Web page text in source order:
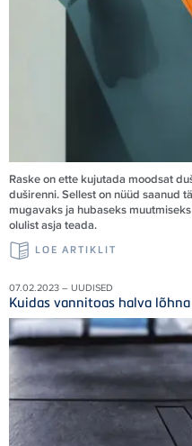
Raske on ette kujutada moodsat
duširenni. Sellest on nüüd saanud
mugavaks ja hubaseks
olulist asja teada.
LOE ARTIKLIT
07.02.2023 – UUDISED
Kuidas vannitoas halva